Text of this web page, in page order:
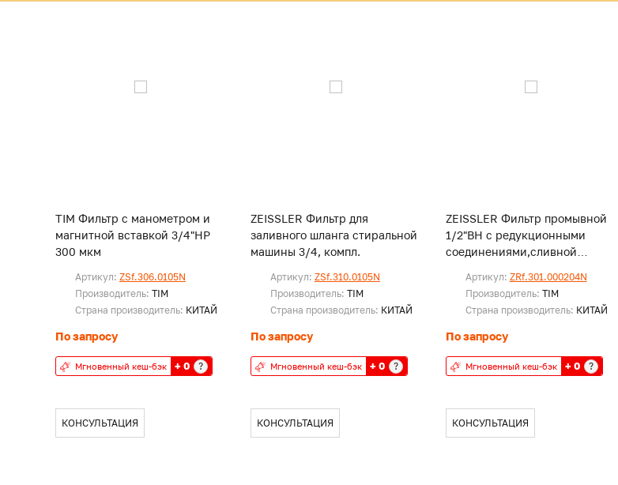
TIM Фильтр с манометром и
магнитной вставкой 3/4"НР
300 мкм
Артикул: ZSf.306.0105N
Производитель: TIM
Страна производитель: КИТАЙ
По запросу
Мгновенный кеш-бэк + 0 ?
КОНСУЛЬТАЦИЯ
ZEISSLER Фильтр для
заливного шланга стиральной
машины 3/4, компл.
Артикул: ZSf.310.0105N
Производитель: TIM
Страна производитель: КИТАЙ
По запросу
Мгновенный кеш-бэк + 0 ?
КОНСУЛЬТАЦИЯ
ZEISSLER Фильтр промывной
1/2"ВН с редукционными
соединениями,сливной
Артикул: ZRf.301.000204N
Производитель: TIM
Страна производитель: КИТАЙ
По запросу
Мгновенный кеш-бэк + 0 ?
КОНСУЛЬТАЦИЯ